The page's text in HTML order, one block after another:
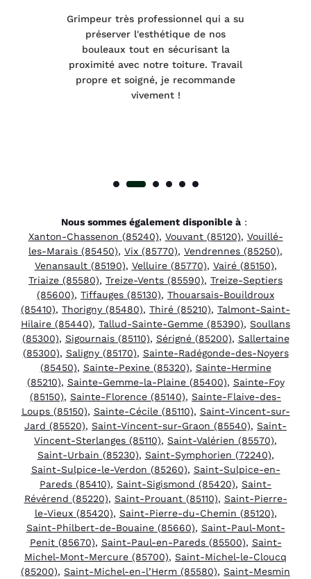
Grimpeur très professionnel qui a su
préserver l'esthétique de nos
bouleaux tout en sécurisant la
proximité avec notre toiture. Travail
propre et soigné, je recommande
vivement !
Nous sommes également disponible à:
Xanton-Chassenon (85240), Vouvant (85120), Vouillé-
les-Marais (85450), Vix (85770), Vendrennes (85250),
Venansault (85190), Velluire (85770), Vairé (85150),
Triaize (85580), Treize-Vents (85590), Treize-Septiers
(85600), Tiffauges (85130), Thouarsais-Bouildroux
(85410), Thorigny (85480), Thiré (85210), Talmont-Saint-
Hilaire (85440), Tallud-Sainte-Gemme (85390), Soullans
(85300), Sigournais (85110), Sérigné (85200), Sallertaine
(85300), Saligny (85170), Sainte-Radégonde-des-Noyers
(85450), Sainte-Pexine (85320), Sainte-Hermine
(85210), Sainte-Gemme-la-Plaine (85400), Sainte-Foy
(85150), Sainte-Florence (85140), Sainte-Flaive-des-
Loups (85150), Sainte-Cécile (85110), Saint-Vincent-sur-
Jard (85520), Saint-Vincent-sur-Graon (85540), Saint-
Vincent-Sterlanges (85110), Saint-Valérien (85570),
Saint-Urbain (85230), Saint-Symphorien (72240),
Saint-Sulpice-le-Verdon (85260), Saint-Sulpice-en-
Pareds (85410), Saint-Sigismond (85420), Saint-
Révérend (85220), Saint-Prouant (85110), Saint-Pierre-
le-Vieux (85420), Saint-Pierre-du-Chemin (85120),
Saint-Philbert-de-Bouaine (85660), Saint-Paul-Mont-
Penit (85670), Saint-Paul-en-Pareds (85500), Saint-
Michel-Mont-Mercure (85700), Saint-Michel-le-Cloucq
(85200), Saint-Michel-en-l’Herm (85580), Saint-Mesmin